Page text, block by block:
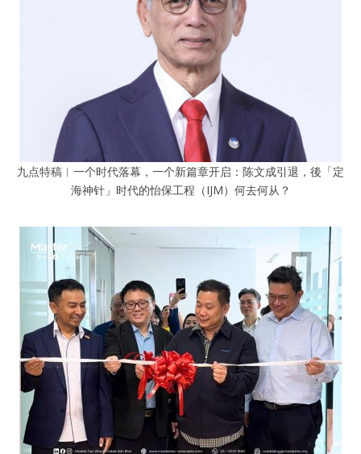
九点特稿︱一个时代落幕，一个新篇章开启：陈文成引退，後「定
海神针」时代的怡保工程（IJM）何去何从？